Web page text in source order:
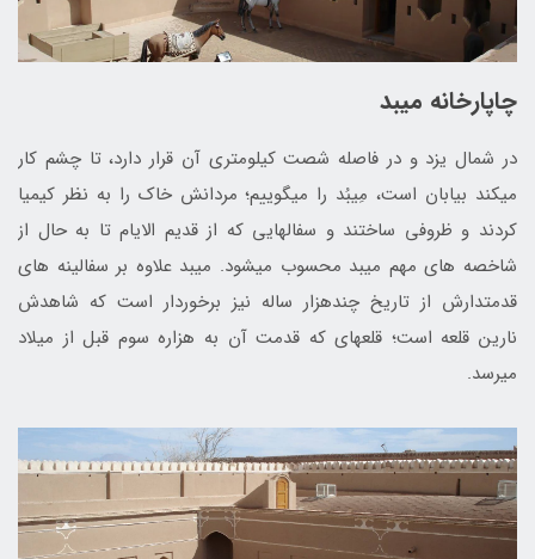
چاپارخانه میبد
در شمال یزد و در فاصله شصت کیلومتری آن قرار دارد، تا چشم کار
می‎کند بیابان است، مِیبُد را می‎گوییم؛ مردانش خاک را به نظر کیمیا
کردند و ظروفی ساختند و سفال‎هایی که از قدیم ‎الایام تا به حال از
شاخصه‎ های مهم میبد محسوب می‎شود. میبد علاوه بر سفالینه ‎های
قدمت‎دارش از تاریخ چندهزار ساله نیز برخوردار است که شاهدش
نارین قلعه است؛ قلعه‎ای که قدمت آن‎ به هزاره سوم قبل از میلاد
می‎رسد.